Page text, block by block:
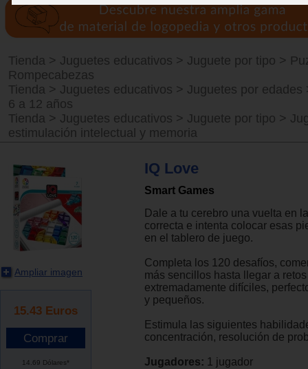
Tienda > Juguetes educativos > Juguete por tipo >
Rompecabezas
Tienda > Juguetes educativos > Juguetes por edades
6 a 12 años
Tienda > Juguetes educativos > Juguete por tipo >
estimulación intelectual y memoria
Ampliar imagen
15.43 Euros
14.69 Dólares*
IQ Love
Smart Games
Dale a tu cerebro una vuelta en
correcta e intenta colocar esas
en el tablero de juego.
Completa los 120 desafíos,
más sencillos hasta llegar a retos
extremadamente difíciles,
y pequeños.
Estimula las siguientes
concentración, resolución de
Jugadores: 1 jugador